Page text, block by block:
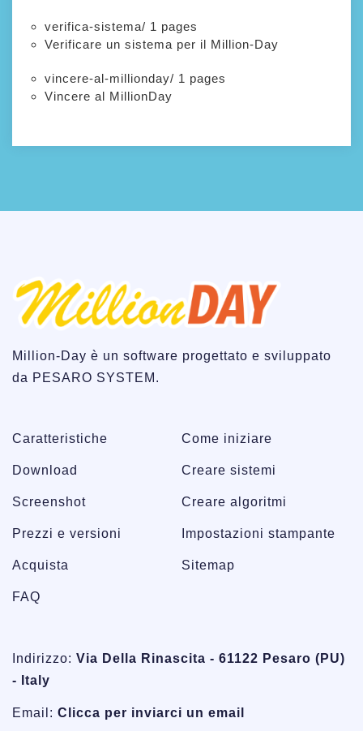
verifica-sistema/ 1 pages
Verificare un sistema per il Million-Day
vincere-al-millionday/ 1 pages
Vincere al MillionDay
Million-Day è un software progettato e sviluppato
da PESARO SYSTEM.
Caratteristiche
Download
Screenshot
Prezzi e versioni
Acquista
FAQ
Come iniziare
Creare sistemi
Creare algoritmi
Impostazioni stampante
Sitemap
Indirizzo: Via Della Rinascita - 61122 Pesaro (PU)
- Italy
Email: Clicca per inviarci un email